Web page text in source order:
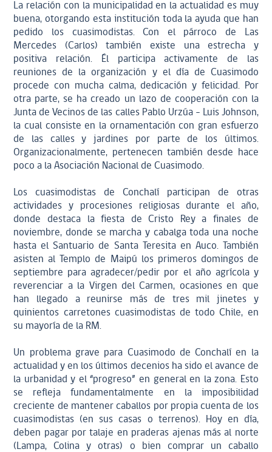
La relación con la municipalidad en la actualidad es muy
buena, otorgando esta institución toda la ayuda que han
pedido los cuasimodistas. Con el párroco de Las
Mercedes (Carlos) también existe una estrecha y
positiva relación. Él participa activamente de las
reuniones de la organización y el día de Cuasimodo
procede con mucha calma, dedicación y felicidad. Por
otra parte, se ha creado un lazo de cooperación con la
Junta de Vecinos de las calles Pablo Urzúa – Luis Johnson,
la cual consiste en la ornamentación con gran esfuerzo
de las calles y jardines por parte de los últimos.
Organizacionalmente, pertenecen también desde hace
poco a la Asociación Nacional de Cuasimodo.
Los cuasimodistas de Conchalí participan de otras
actividades y procesiones religiosas durante el año,
donde destaca la fiesta de Cristo Rey a finales de
noviembre, donde se marcha y cabalga toda una noche
hasta el Santuario de Santa Teresita en Auco. También
asisten al Templo de Maipú los primeros domingos de
septiembre para agradecer/pedir por el año agrícola y
reverenciar a la Virgen del Carmen, ocasiones en que
han llegado a reunirse más de tres mil jinetes y
quinientos carretones cuasimodistas de todo Chile, en
su mayoría de la RM.
Un problema grave para Cuasimodo de Conchalí en la
actualidad y en los últimos decenios ha sido el avance de
la urbanidad y el “progreso” en general en la zona. Esto
se refleja fundamentalmente en la imposibilidad
creciente de mantener caballos por propia cuenta de los
cuasimodistas (en sus casas o terrenos). Hoy en día,
deben pagar por talaje en praderas ajenas más al norte
(Lampa, Colina y otras) o bien comprar un caballo